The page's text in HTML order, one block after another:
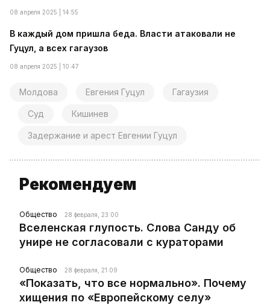
08 апреля 2025 | 14:55
В каждый дом пришла беда. Власти атаковали не
Гуцул, а всех гагаузов
08 апреля 2025 | 10:47
Молдова Евгения Гуцул Гагаузия
Суд Кишинев
Задержание и арест Евгении Гуцул
Рекомендуем
Общество 28 февраля, 23:00
Вселенская глупость. Слова Санду об
унире не согласовали с кураторами
Общество 28 февраля, 21:09
«Показать, что все нормально». Почему
хищения по «Европейскому селу»